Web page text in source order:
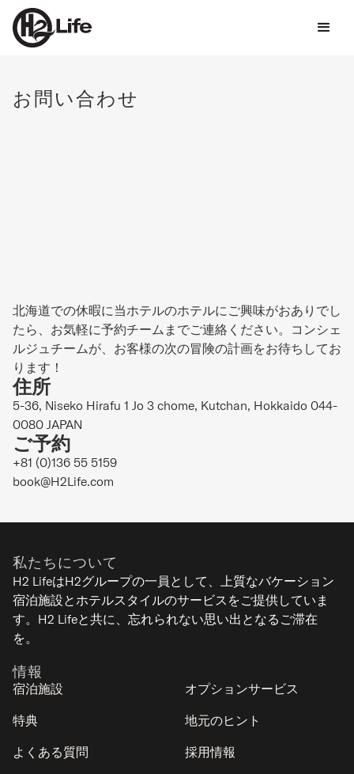
お問い合わせ
北海道での休暇に当ホテルのホテルにご興味がおありでし
たら、お気軽に予約チームまでご連絡ください。コンシェ
ルジュチームが、お客様の次の冒険の計画をお待ちしてお
ります！
住所
5-36, Niseko Hirafu 1 Jo 3 chome, Kutchan, Hokkaido 044-
0080 JAPAN
ご予約
+81 (0)136 55 5159
book@H2Life.com
私たちについて
H2 LifeはH2グループの一員として、上質なバケーション
宿泊施設とホテルスタイルのサービスをご提供していま
す。H2 Lifeと共に、忘れられない思い出となるご滞在
を。
情報
宿泊施設
オプションサービス
特典
地元のヒント
よくある質問
採用情報